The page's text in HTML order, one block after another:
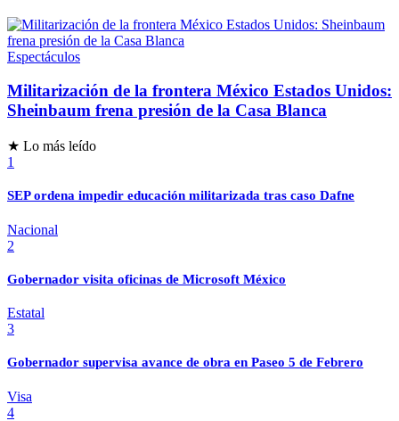
Espectáculos
Militarización de la frontera México Estados Unidos:
Sheinbaum frena presión de la Casa Blanca
★ Lo más leído
1
SEP ordena impedir educación militarizada tras caso Dafne
Nacional
2
Gobernador visita oficinas de Microsoft México
Estatal
3
Gobernador supervisa avance de obra en Paseo 5 de Febrero
Visa
4